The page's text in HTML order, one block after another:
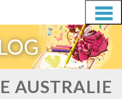
AUSTRALIE